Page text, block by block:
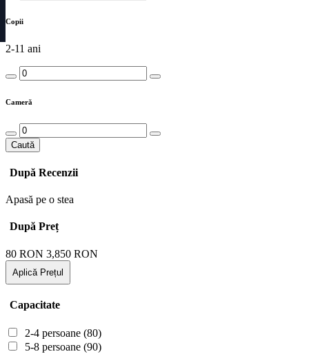
Copii
2-11 ani
Cameră
Caută
După Recenzii
Apasă pe o stea
După Preț
80 RON 3,850 RON
Aplică Prețul
Capacitate
2-4 persoane (80)
5-8 persoane (90)